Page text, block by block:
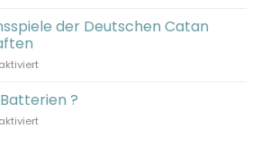
–
Das
für
Brettspiel
der Deutschen Catan
für
der
Deutschen
Catan
?
für